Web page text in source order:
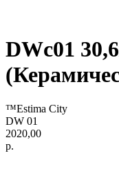
DWc01
™Estima City
DW 01
2020,00
р.